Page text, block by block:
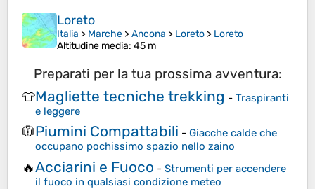
Loreto
Italia > Marche >Ancona > Loreto > Loreto
Altitudine media: 45 m
Preparati per la tua prossima avventura:
👕Magliette tecniche trekking - Traspiranti
e leggere
🧥Piumini Compattabili - Giacche calde che
occupano pochissimo spazio nello zaino
🔥Acciarini e Fuoco - Strumenti per accendere
il fuoco in qualsiasi condizione meteo